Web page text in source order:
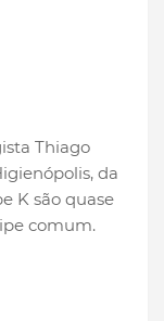
Thiago
da
K são quase
comum.